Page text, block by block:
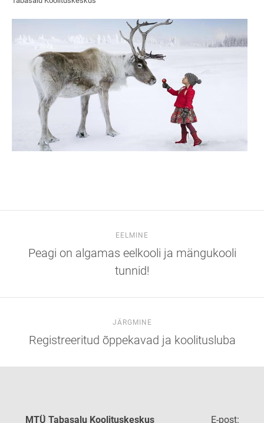
EELMINE
Peagi on algamas eelkooli ja mängukooli
tunnid!
JÄRGMINE
Registreeritud õppekavad ja koolitusluba
MTÜ Tabasalu Koolituskeskus E-post: